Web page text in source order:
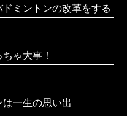
ミントンの改革をする
ゃ大事！
一生の思い出